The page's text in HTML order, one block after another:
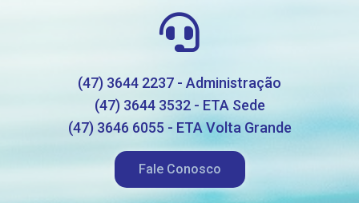
(47) 3644 2237 - Administração
(47) 3644 3532 - ETA Sede
(47) 3646 6055 - ETA Volta Grande
Fale Conosco